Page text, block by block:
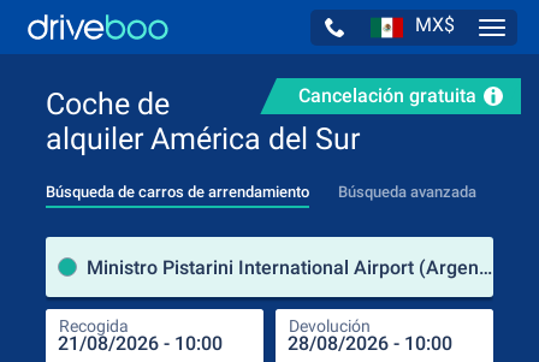
MX$
Cancelación gratuita
Coche de
alquiler América del Sur
Búsqueda de carros de arrendamiento Búsqueda avanzada
Ministro Pistarini International Airport (Argentina)
Recogida Devolución